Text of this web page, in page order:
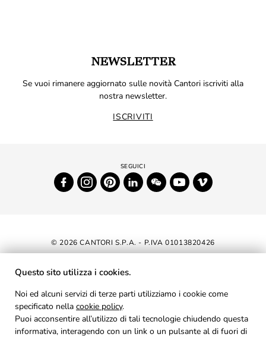
NEWSLETTER
Se vuoi rimanere aggiornato sulle novità Cantori iscriviti alla
nostra newsletter.
ISCRIVITI
© 2026 CANTORI S.P.A. - P.IVA 01013820426
DICHIARAZIONE DI ACCESSIBILITÀ
AREA RISERVATA
PRIVACY
Questo sito utilizza i cookies.
Noi ed alcuni servizi di terze parti utilizziamo i cookie come
specificato nella cookie policy.
Puoi acconsentire all’utilizzo di tali tecnologie chiudendo questa
informativa, interagendo con un link o un pulsante al di fuori di